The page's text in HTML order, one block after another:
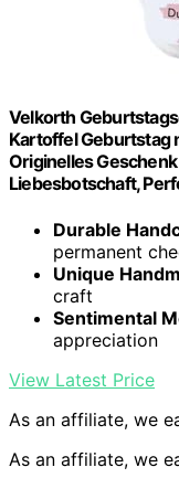
Velkorth
Kartoffel Geburtstag
Originelles
Liebesbotschaft,
Durable
permanent
Unique
craft
Sentimental
appreciation
View Latest Price
As an affiliate, we
As an affiliate, we